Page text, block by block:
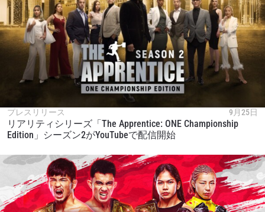
プレスリリース 9月25日
リアリティシリーズ「The Apprentice: ONE Championship
Edition」シーズン2がYouTubeで配信開始